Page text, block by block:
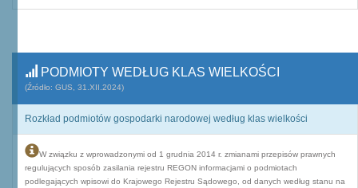
PODMIOTY WEDŁUG KLAS WIELKOŚCI
(Źródło: GUS, 31.XII.2024)
Rozkład podmiotów gospodarki narodowej według klas wielkości
W związku z wprowadzonymi od 1 grudnia 2014 r. zmianami przepisów prawnych
regulujących sposób zasilania rejestru REGON informacjami o podmiotach
podlegających wpisowi do Krajowego Rejestru Sądowego, od danych według stanu na